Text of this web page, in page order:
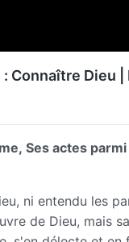
Connaître Dieu |
Ses actes
ni entendu les
de Dieu, mais